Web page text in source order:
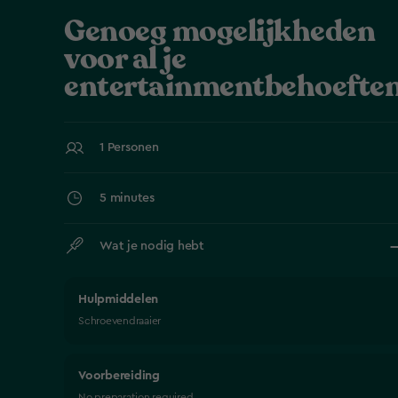
Genoeg mogelijkheden
voor al je
1 Personen
5 minutes
Wat je nodig hebt
Hulpmiddelen
Schroevendraaier
Voorbereiding